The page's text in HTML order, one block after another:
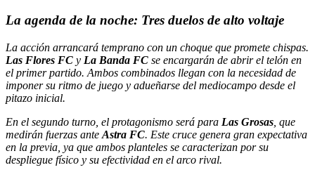
La agenda de la noche: Tres duelos de alto voltaje
La acción arrancará temprano con un choque que promete chispas.
Las Flores FC y La Banda FC se encargarán de abrir el telón en
el primer partido. Ambos combinados llegan con la necesidad de
imponer su ritmo de juego y adueñarse del mediocampo desde el
pitazo inicial.
En el segundo turno, el protagonismo será para Las Grosas , que
medirán fuerzas ante Astra FC. Este cruce genera gran expectativa
en la previa, ya que ambos planteles se caracterizan por su
despliegue físico y su efectividad en el arco rival.